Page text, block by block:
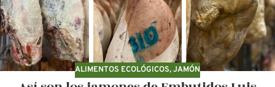
ALIMENTOS ECOLÓGICOS,JAMÓN